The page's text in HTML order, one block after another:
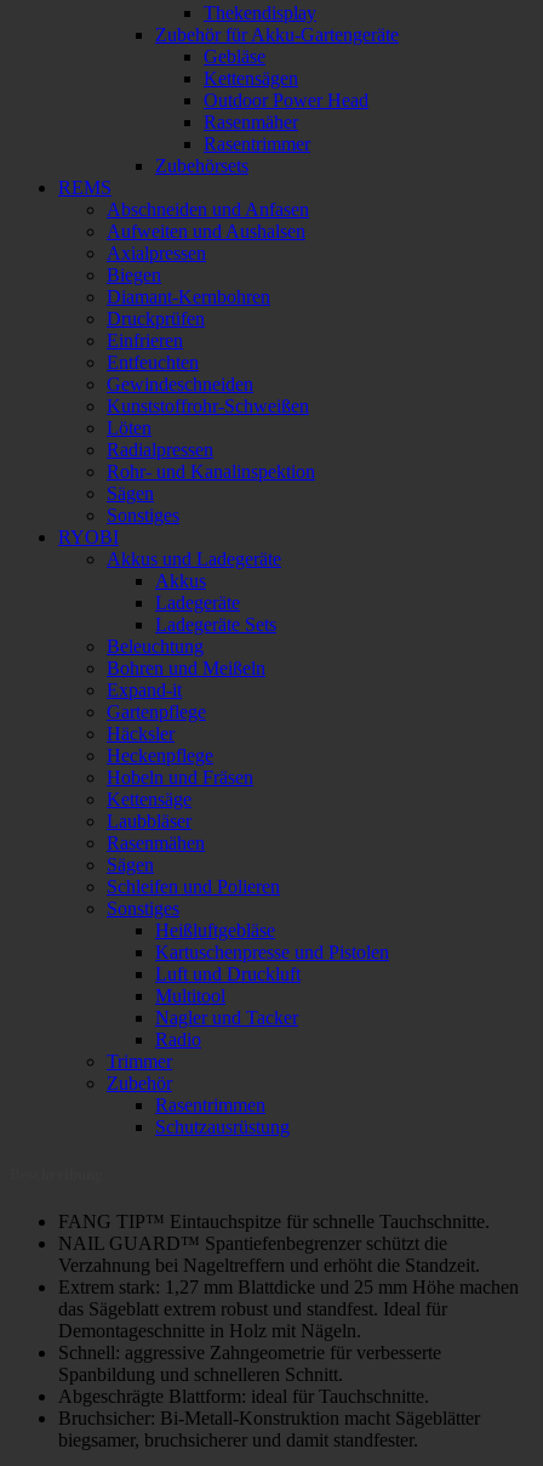
Thekendisplay
Zubehör für Akku-Gartengeräte
Gebläse
Kettensägen
Outdoor Power Head
Rasenmäher
Rasentrimmer
Zubehörsets
REMS
Abschneiden und Anfasen
Aufweiten und Aushalsen
Axialpressen
Biegen
Diamant-Kernbohren
Druckprüfen
Einfrieren
Entfeuchten
Gewindeschneiden
Kunststoffrohr-Schweißen
Löten
Radialpressen
Rohr- und Kanalinspektion
Sägen
Sonstiges
RYOBI
Akkus und Ladegeräte
Akkus
Ladegeräte
Ladegeräte Sets
Beleuchtung
Bohren und Meißeln
Expand-it
Gartenpflege
Häcksler
Heckenpflege
Hobeln und Fräsen
Kettensäge
Laubbläser
Rasenmähen
Sägen
Schleifen und Polieren
Sonstiges
Heißluftgebläse
Kartuschenpresse und Pistolen
Luft und Druckluft
Multitool
Nagler und Tacker
Radio
Trimmer
Zubehör
Rasentrimmen
Schutzausrüstung
FANG TIP™ Eintauchspitze für schnelle Tauchschnitte.
NAIL GUARD™ Spantiefenbegrenzer schützt die
Verzahnung bei Nageltreffern und erhöht die Standzeit.
Extrem stark: 1,27 mm Blattdicke und 25 mm Höhe machen
das Sägeblatt extrem robust und standfest. Ideal für
Demontageschnitte in Holz mit Nägeln.
Schnell: aggressive Zahngeometrie für verbesserte
Spanbildung und schnelleren Schnitt.
Abgeschrägte Blattform: ideal für Tauchschnitte.
Bruchsicher: Bi-Metall-Konstruktion macht Sägeblätter
biegsamer, bruchsicherer und damit standfester.